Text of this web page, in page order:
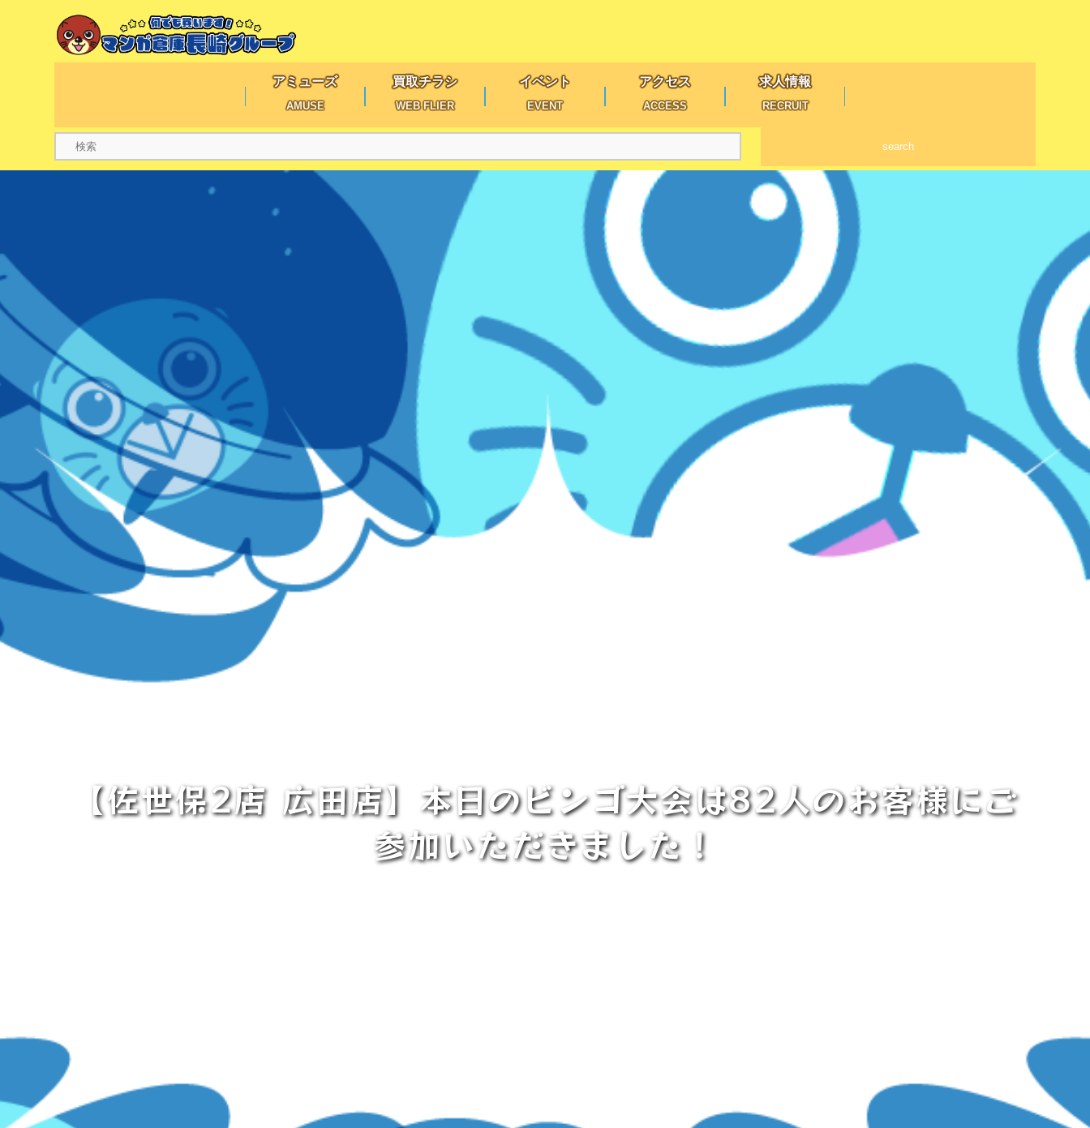
アミューズ
AMUSE
買取チラシ
WEB FLIER
イベント
EVENT
アクセス
ACCESS
求人情報
RECRUIT
search
【佐世保2店 広田店】本日のビンゴ大会は82人のお客様にご
参加いただきました！